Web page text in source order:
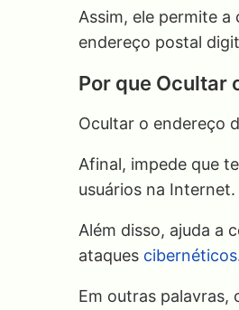
Assim, ele permite
endereço postal
Por que Ocultar
Ocultar o endereço
Afinal, impede que
usuários na Internet.
Além disso, ajuda a
ataques cibernéticos
Em outras palavras,